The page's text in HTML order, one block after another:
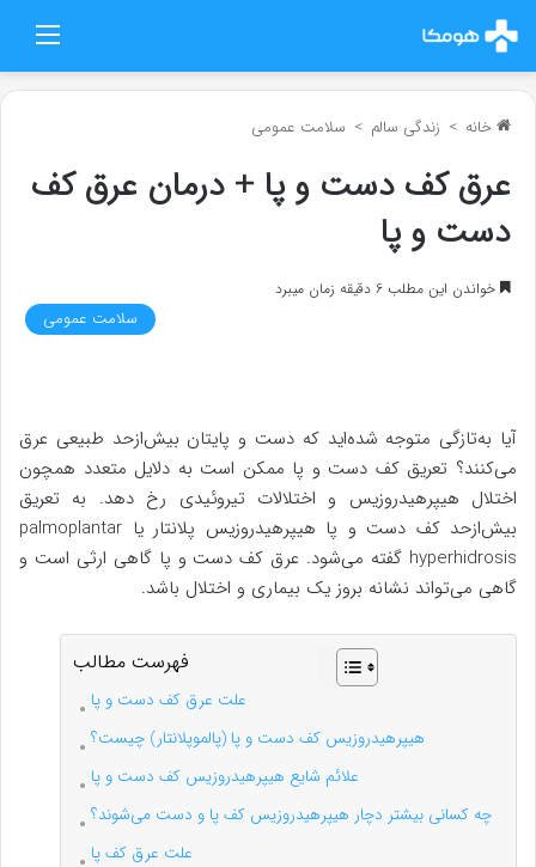
خانه > زندگی سالم > سلامت عمومی
عرق کف دست و پا + درمان عرق کف
دست و پا
خواندن این مطلب 6 دقیقه زمان میبرد
سلامت عمومی
آیا به‌تازگی متوجه شده‌اید که دست و پایتان بیش‌ازحد طبیعی عرق
می‌کنند؟ تعریق کف دست و پا ممکن است به دلایل متعدد همچون
اختلال هیپرهیدروزیس و اختلالات تیروئیدی رخ دهد. به تعریق
بیش‌ازحد کف دست و پا هیپرهیدروزیس پلانتار یا palmoplantar
hyperhidrosis گفته می‌شود. عرق کف دست و پا گاهی ارثی است و
گاهی می‌تواند نشانه بروز یک بیماری و اختلال باشد.
فهرست مطالب
علت عرق کف دست و پا
هیپرهیدروزیس کف دست و پا (پالموپلانتار) چیست؟
علائم شایع هیپرهیدروزیس کف دست و پا
چه کسانی بیشتر دچار هیپرهیدروزیس کف پا و دست می‌شوند؟
علت عرق کف پا